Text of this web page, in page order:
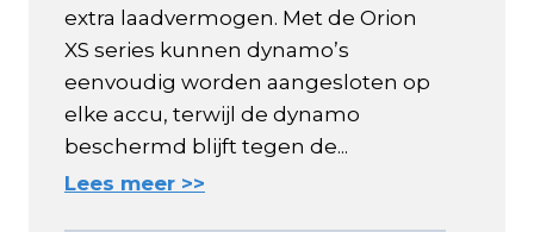
extra laadvermogen. Met de Orion
XS series kunnen dynamo’s
eenvoudig worden aangesloten op
elke accu, terwijl de dynamo
beschermd blijft tegen de...
Lees meer >>